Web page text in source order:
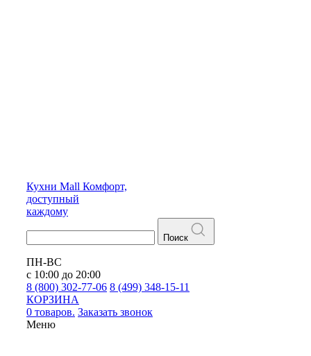
Кухни Mall Комфорт,
доступный
каждому
Поиск
ПН-ВС
с 10:00 до 20:00
8 (800) 302-77-06 8 (499) 348-15-11
КОРЗИНА
0 товаров. Заказать звонок
Меню